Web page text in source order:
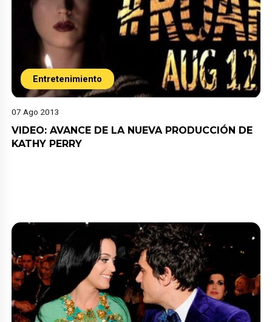
Entretenimiento
07 Ago 2013
VIDEO: AVANCE DE LA NUEVA PRODUCCIÓN DE
KATHY PERRY